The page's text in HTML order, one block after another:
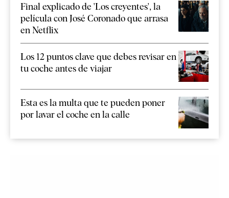
Final explicado de 'Los creyentes', la
película con José Coronado que arrasa
en Netflix
Los 12 puntos clave que debes revisar en
tu coche antes de viajar
Esta es la multa que te pueden poner
por lavar el coche en la calle